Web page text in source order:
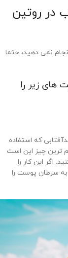
در روتین
نمی دهید، حتما
های زیر را
که استفاده
ترین چیز این است
اگر این کار را
سرطان پوست را